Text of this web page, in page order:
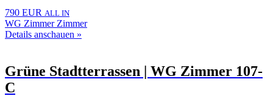
790 EUR ALL IN
WG Zimmer Zimmer
Details anschauen »
Grüne Stadtterrassen | WG Zimmer 107-
C